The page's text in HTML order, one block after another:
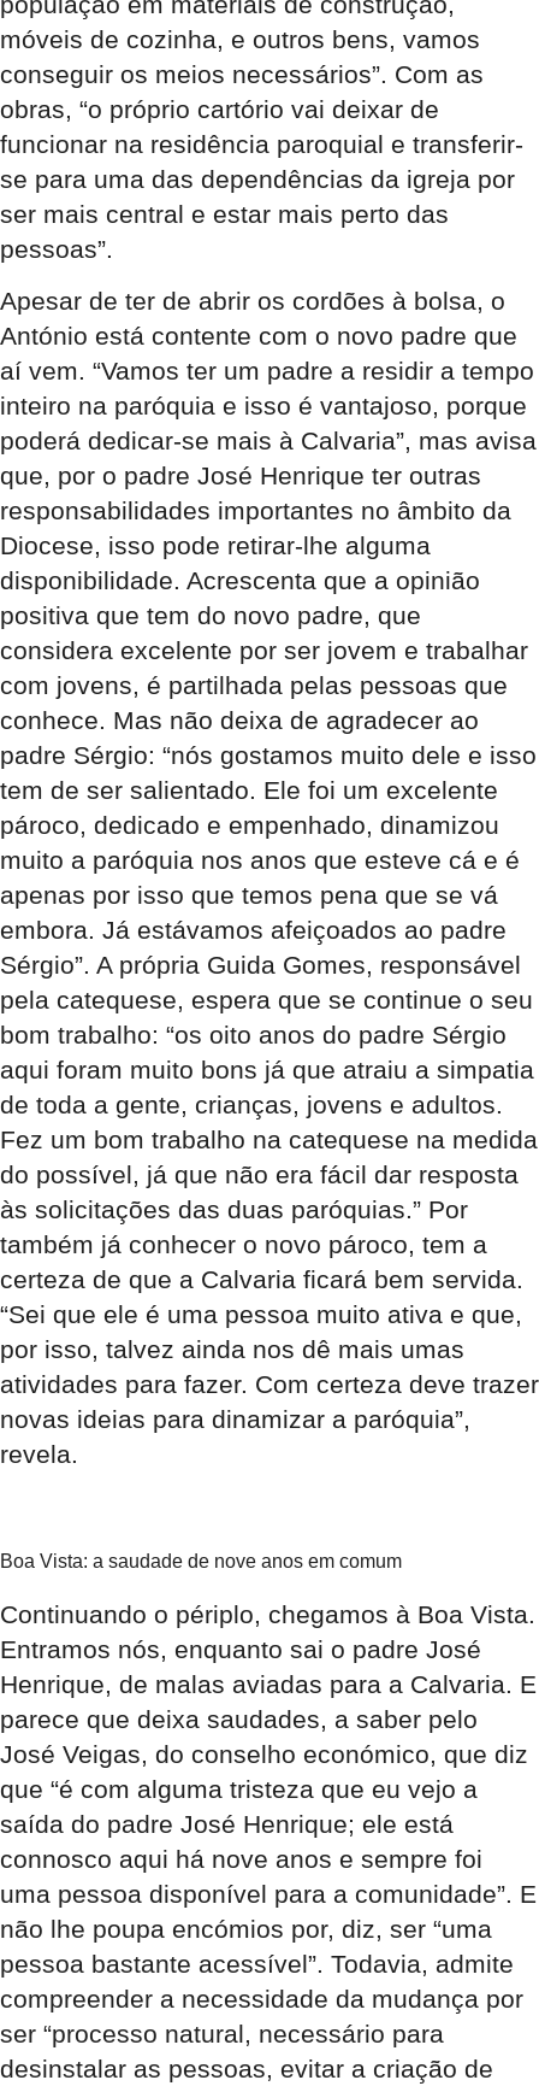
móveis de cozinha, e outros bens, vamos
conseguir os meios necessários”. Com as
obras, “o próprio cartório vai deixar de
funcionar na residência paroquial e transferir-
se para uma das dependências da igreja por
ser mais central e estar mais perto das
pessoas”.
Apesar de ter de abrir os cordões à bolsa, o
António está contente com o novo padre que
aí vem. “Vamos ter um padre a residir a tempo
inteiro na paróquia e isso é vantajoso, porque
poderá dedicar-se mais à Calvaria”, mas avisa
que, por o padre José Henrique ter outras
responsabilidades importantes no âmbito da
Diocese, isso pode retirar-lhe alguma
disponibilidade. Acrescenta que a opinião
positiva que tem do novo padre, que
considera excelente por ser jovem e trabalhar
com jovens, é partilhada pelas pessoas que
conhece. Mas não deixa de agradecer ao
padre Sérgio: “nós gostamos muito dele e isso
tem de ser salientado. Ele foi um excelente
pároco, dedicado e empenhado, dinamizou
muito a paróquia nos anos que esteve cá e é
apenas por isso que temos pena que se vá
embora. Já estávamos afeiçoados ao padre
Sérgio”. A própria Guida Gomes, responsável
pela catequese, espera que se continue o seu
bom trabalho: “os oito anos do padre Sérgio
aqui foram muito bons já que atraiu a simpatia
de toda a gente, crianças, jovens e adultos.
Fez um bom trabalho na catequese na medida
do possível, já que não era fácil dar resposta
às solicitações das duas paróquias.” Por
também já conhecer o novo pároco, tem a
certeza de que a Calvaria ficará bem servida.
“Sei que ele é uma pessoa muito ativa e que,
por isso, talvez ainda nos dê mais umas
atividades para fazer. Com certeza deve trazer
novas ideias para dinamizar a paróquia”,
revela.
Boa Vista: a saudade de nove anos em comum
Continuando o périplo, chegamos à Boa Vista.
Entramos nós, enquanto sai o padre José
Henrique, de malas aviadas para a Calvaria. E
parece que deixa saudades, a saber pelo
José Veigas, do conselho económico, que diz
que “é com alguma tristeza que eu vejo a
saída do padre José Henrique; ele está
connosco aqui há nove anos e sempre foi
uma pessoa disponível para a comunidade”. E
não lhe poupa encómios por, diz, ser “uma
pessoa bastante acessível”. Todavia, admite
compreender a necessidade da mudança por
ser “processo natural, necessário para
desinstalar as pessoas, evitar a criação de